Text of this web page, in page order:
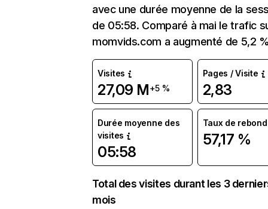
avec une durée moyenne de la
de 05:58. Comparé à mai le trafic
momvids.com a augmenté de 5,2
Visites
27,09 M+5 %
Pages / Visite
2,83
Durée moyenne des
visites
05:58
Taux de rebond
57,17 %
Total des visites durant les 3
mois